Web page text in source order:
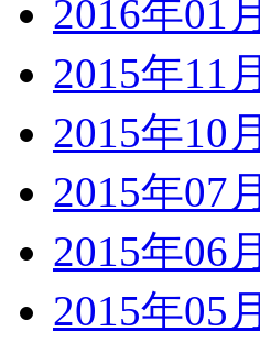
2016年01月
2015年11月
2015年10月
2015年07月
2015年06月
2015年05月